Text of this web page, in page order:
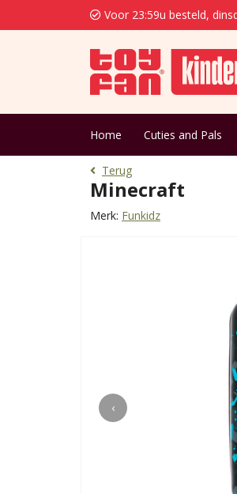
Voor 23:59u besteld,
Home Cuties and Pals
Terug
Minecraft
Merk: Funkidz
‹